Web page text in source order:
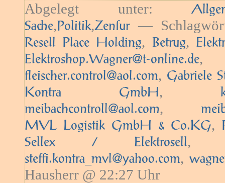
Abgelegt unter:
Sae,Politik,Zenſur—
Resell Place Holding, Betrug,
Elektroshop.Wagner@t-online.de,
fleischer.control@aol.com, Gabriele
Kontra GmbH,
meibachcontroll@aol.com,
MVL Logistik GmbH & Co.KG,
Sellex / Elektrosell
steffi.kontra_mvl@yahoo.com,
Hausherr @ 22:27 Uhr